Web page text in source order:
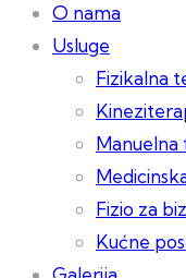
O nama
Usluge
Fizikalna
Manuelna
Fizio za
Kućne